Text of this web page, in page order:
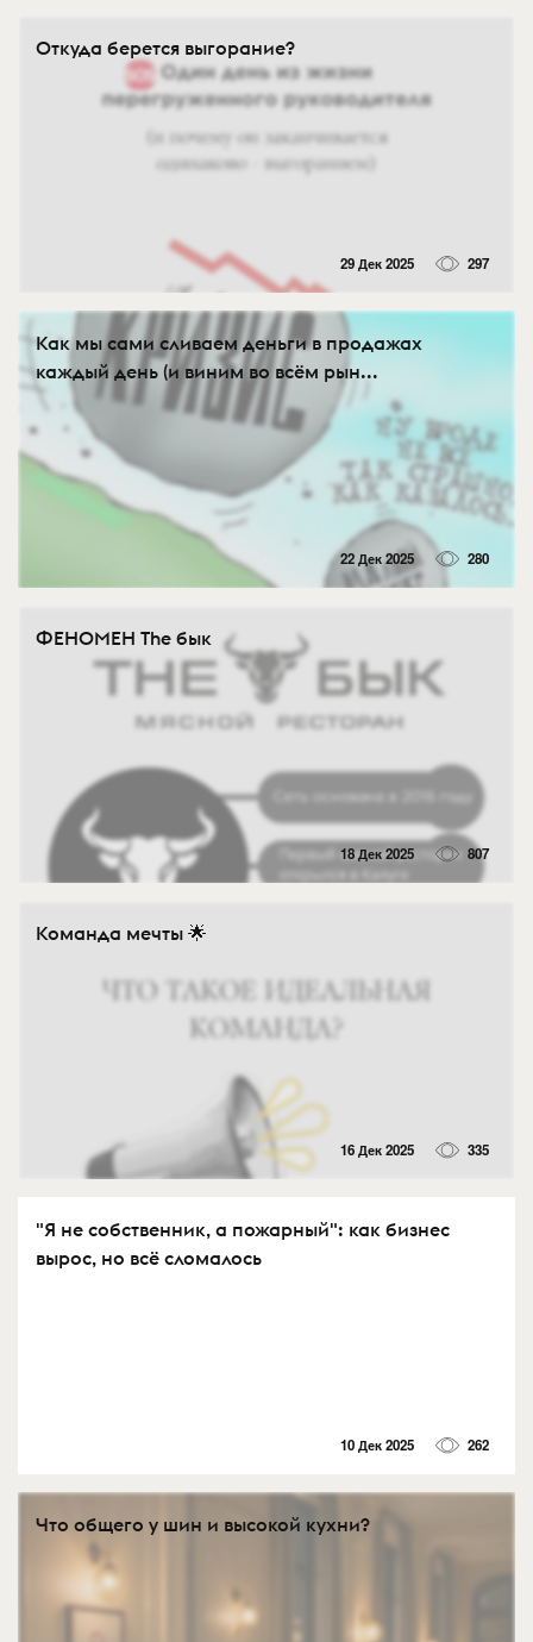
Откуда берется выгорание?
29 Дек 2025 297
Как мы сами сливаем деньги в продажах
каждый день (и виним во всём рын...
22 Дек 2025 280
ФЕНОМЕН The бык
18 Дек 2025 807
Команда мечты 🌟
16 Дек 2025 335
"Я не собственник, а пожарный": как бизнес
вырос, но всё сломалось
10 Дек 2025 262
Что общего у шин и высокой кухни?